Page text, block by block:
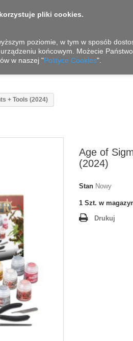
+ Tools (2024)
Age of
(2024)
Stan Nowy
1 Szt. w
Drukuj
pliki cookies.
poziomie, w tym w sposób
końcowym. Możecie
w naszej "Polityce Cookies".